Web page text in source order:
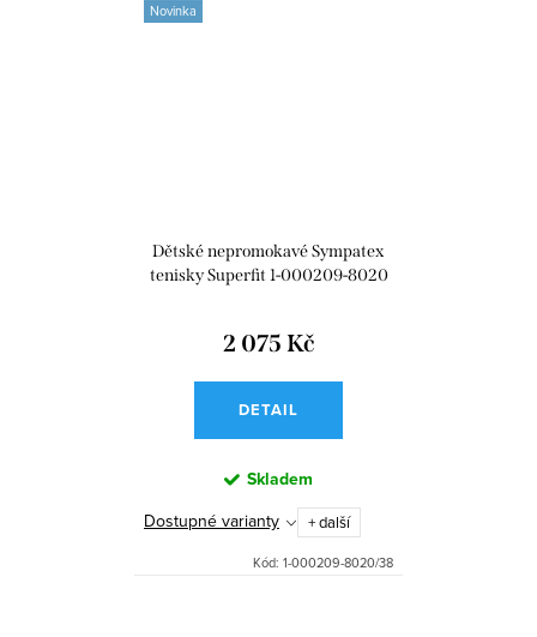
Novinka
Dětské nepromokavé Sympatex
tenisky Superfit 1-000209-8020
2 075 Kč
DETAIL
Skladem
Dostupné varianty
+ další
Kód: 1-000209-8020/38